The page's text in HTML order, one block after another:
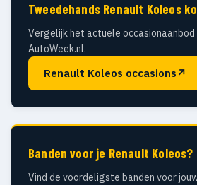
Tweedehands Renault Koleos
Vergelijk het actuele occasionaanbod
AutoWeek.nl.
Renault Koleos occasions ↗
Banden voor je Renault Koleos?
Vind de voordeligste banden voor